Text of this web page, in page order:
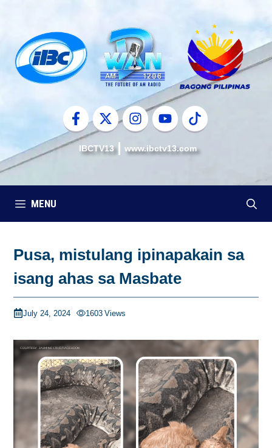
content
IBCTV13 www.ibctv13.com
MENU
Pusa, mistulang ipinapakain sa
isang ahas sa Masbate
July 24, 2024 1603 Views